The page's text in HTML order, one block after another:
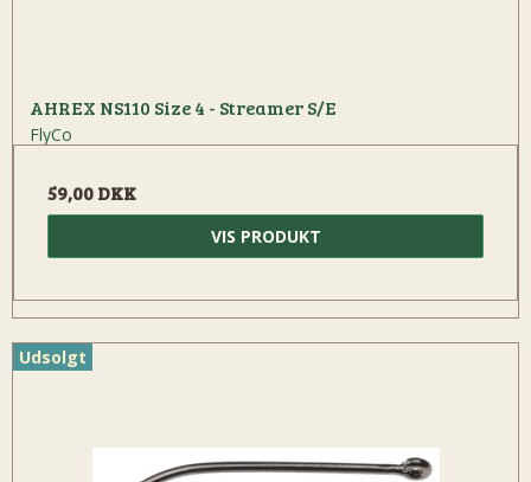
AHREX NS110 Size 4 - Streamer S/E
FlyCo
59,00 DKK
VIS PRODUKT
Udsolgt